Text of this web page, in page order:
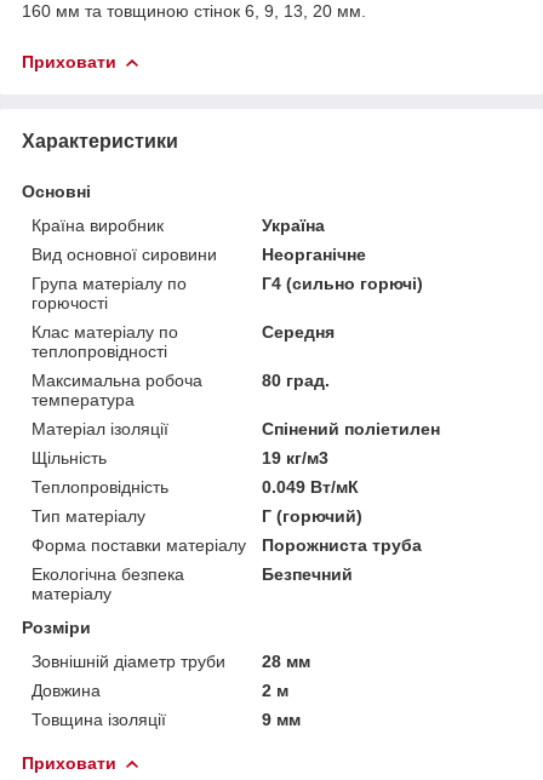
160 мм та товщиною стінок 6, 9, 13, 20 мм.
Приховати
Характеристики
Основні
Країна виробник
Україна
Вид основної сировини
Неорганічне
Група матеріалу по
горючості
Г4 (сильно горючі)
Клас матеріалу по
теплопровідності
Середня
Максимальна робоча
температура
80 град.
Матеріал ізоляції
Спінений поліетилен
Щільність
19 кг/м3
Теплопровідність
0.049 Вт/мК
Тип матеріалу
Г (горючий)
Форма поставки матеріалу
Порожниста труба
Екологічна безпека
матеріалу
Безпечний
Розміри
Зовнішній діаметр труби
28 мм
Довжина
2 м
Товщина ізоляції
9 мм
Приховати